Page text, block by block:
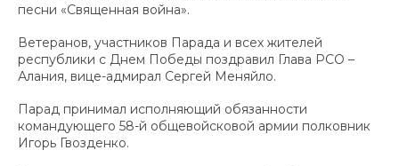
песни «Священная война».
Ветеранов, участников Парада и всех жителей
республики с Днем Победы поздравил Глава РСО –
Алания, вице-адмирал Сергей Меняйло.
Парад принимал исполняющий обязанности
командующего 58-й общевойсковой армии полковник
Игорь Гвозденко.